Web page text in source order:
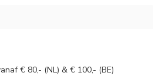
€ 80,- (NL) & € 100,- (BE)